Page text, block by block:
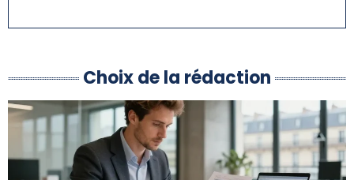
Choix de la rédaction